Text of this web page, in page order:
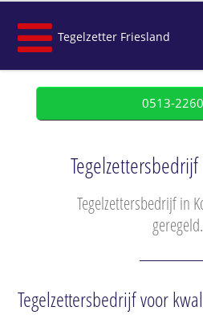
Tegelzetter Friesland
0513-
Tegelzettersbedrijf in
geregeld.
Tegelzettersbedrijf voor